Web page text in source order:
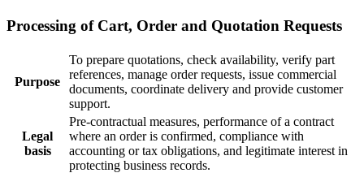
Processing of Cart, Order and Quotation Requests
Purpose
To prepare quotations, check availability, verify part
references, manage order requests, issue commercial
documents, coordinate delivery and provide customer
support.
Legal
basis
Pre-contractual measures, performance of a contract
where an order is confirmed, compliance with
accounting or tax obligations, and legitimate interest in
protecting business records.